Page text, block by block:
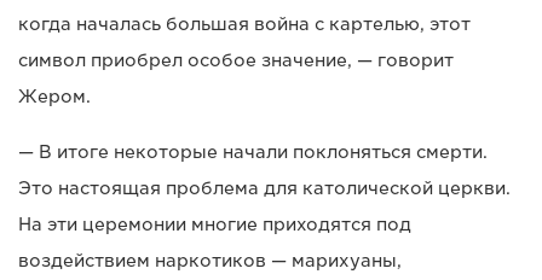
когда началась большая война с картелью, этот
символ приобрел особое значение, — говорит
Жером.
— В итоге некоторые начали поклоняться смерти.
Это настоящая проблема для католической церкви.
На эти церемонии многие приходятся под
воздействием наркотиков — марихуаны,